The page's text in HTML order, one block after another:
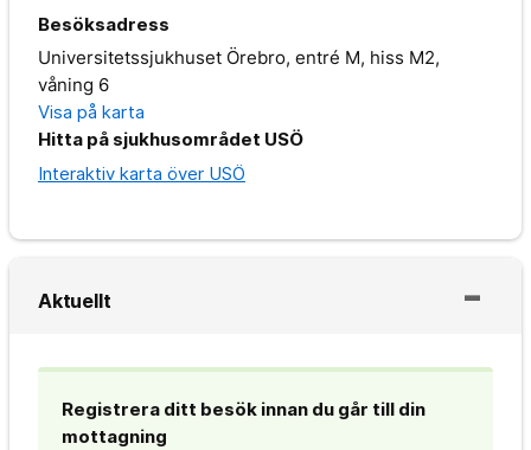
Besöksadress
Universitetssjukhuset Örebro, entré M, hiss M2,
våning 6
Visa på karta
Hitta på sjukhusområdet USÖ
Interaktiv karta över USÖ
Aktuellt
Registrera ditt besök innan du går till din
mottagning